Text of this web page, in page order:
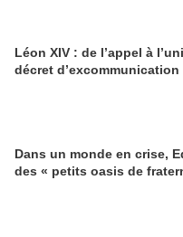
Léon XIV : de l’appel à
décret d’excommunication
Dans un monde en crise,
des « petits oasis de